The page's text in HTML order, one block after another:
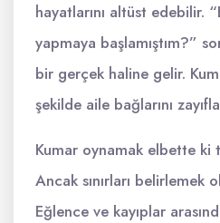
hayatlarını altüst edebilir.
yapmaya başlamıştım?”
bir gerçek haline gelir.
şekilde aile bağlarını
Kumar oynamak elbette ki
Ancak sınırları belirlemek
Eğlence ve kayıplar